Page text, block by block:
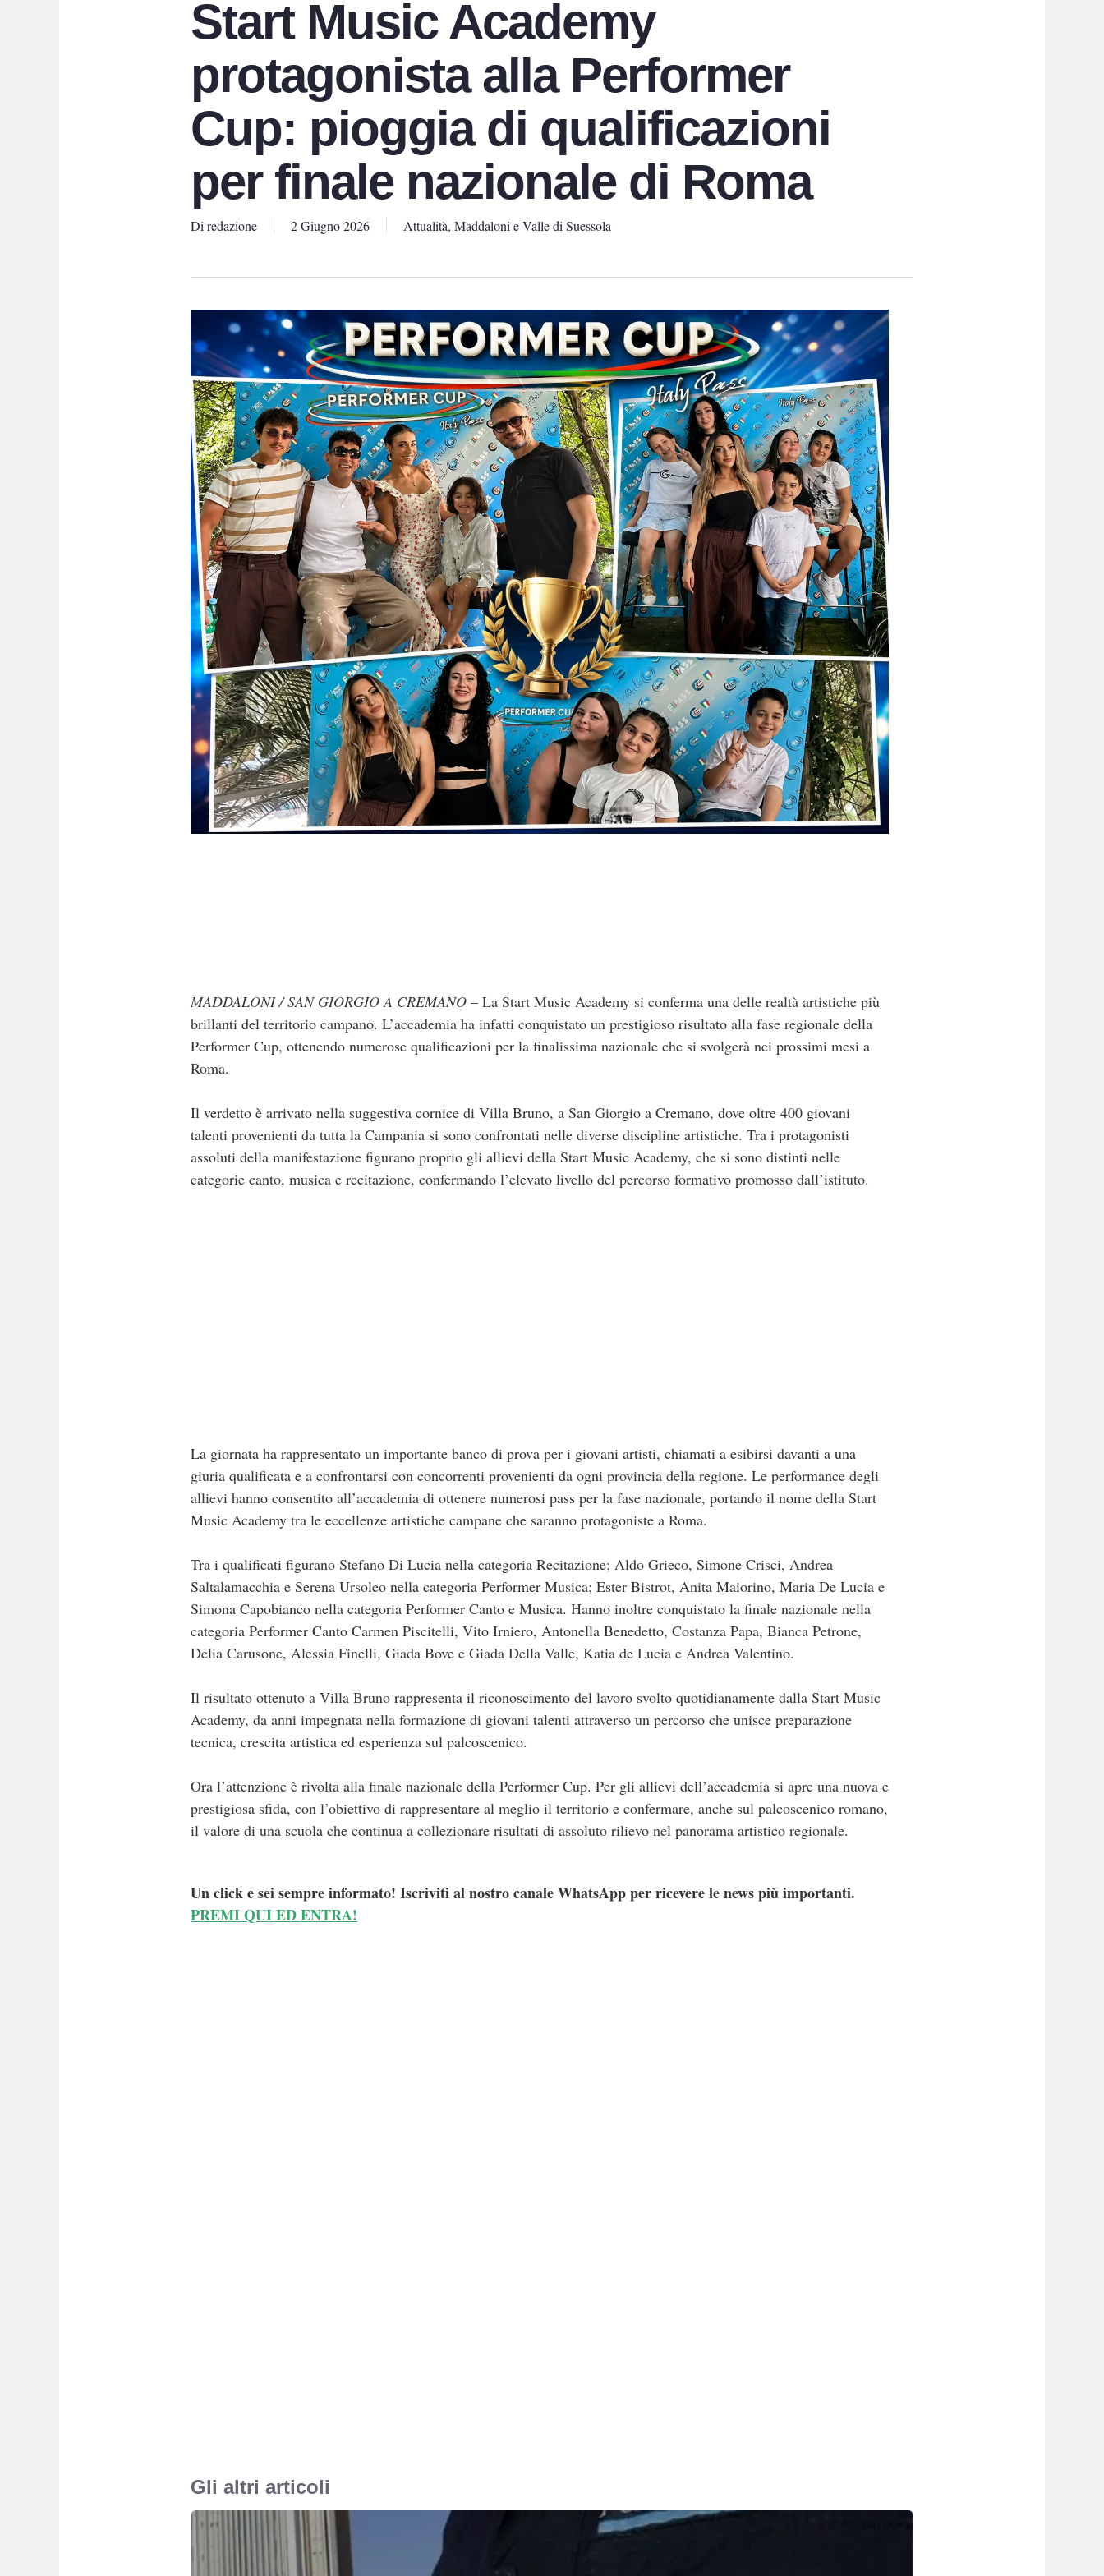
Start Music Academy
protagonista alla Performer
Cup: pioggia di qualificazioni
per finale nazionale di Roma
Di redazione 2 Giugno 2026 Attualità, Maddaloni e Valle di Suessola
MADDALONI / SAN GIORGIO A CREMANO – La Start Music Academy si conferma una delle realtà artistiche più
brillanti del territorio campano. L’accademia ha infatti conquistato un prestigioso risultato alla fase regionale della
Performer Cup, ottenendo numerose qualificazioni per la finalissima nazionale che si svolgerà nei prossimi mesi a
Roma.
Il verdetto è arrivato nella suggestiva cornice di Villa Bruno, a San Giorgio a Cremano, dove oltre 400 giovani
talenti provenienti da tutta la Campania si sono confrontati nelle diverse discipline artistiche. Tra i protagonisti
assoluti della manifestazione figurano proprio gli allievi della Start Music Academy, che si sono distinti nelle
categorie canto, musica e recitazione, confermando l’elevato livello del percorso formativo promosso dall’istituto.
La giornata ha rappresentato un importante banco di prova per i giovani artisti, chiamati a esibirsi davanti a una
giuria qualificata e a confrontarsi con concorrenti provenienti da ogni provincia della regione. Le performance degli
allievi hanno consentito all’accademia di ottenere numerosi pass per la fase nazionale, portando il nome della Start
Music Academy tra le eccellenze artistiche campane che saranno protagoniste a Roma.
Tra i qualificati figurano Stefano Di Lucia nella categoria Recitazione; Aldo Grieco, Simone Crisci, Andrea
Saltalamacchia e Serena Ursoleo nella categoria Performer Musica; Ester Bistrot, Anita Maiorino, Maria De Lucia e
Simona Capobianco nella categoria Performer Canto e Musica. Hanno inoltre conquistato la finale nazionale nella
categoria Performer Canto Carmen Piscitelli, Vito Irniero, Antonella Benedetto, Costanza Papa, Bianca Petrone,
Delia Carusone, Alessia Finelli, Giada Bove e Giada Della Valle, Katia de Lucia e Andrea Valentino.
Il risultato ottenuto a Villa Bruno rappresenta il riconoscimento del lavoro svolto quotidianamente dalla Start Music
Academy, da anni impegnata nella formazione di giovani talenti attraverso un percorso che unisce preparazione
tecnica, crescita artistica ed esperienza sul palcoscenico.
Ora l’attenzione è rivolta alla finale nazionale della Performer Cup. Per gli allievi dell’accademia si apre una nuova e
prestigiosa sfida, con l’obiettivo di rappresentare al meglio il territorio e confermare, anche sul palcoscenico romano,
il valore di una scuola che continua a collezionare risultati di assoluto rilievo nel panorama artistico regionale.
Un click e sei sempre informato! Iscriviti al nostro canale WhatsApp per ricevere le news più importanti.
PREMI QUI ED ENTRA!
Gli altri articoli